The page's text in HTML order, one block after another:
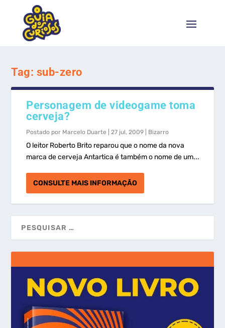
Tag: sub-zero
Personagem de videogame toma
cerveja?
Postado por Marcelo Duarte |27 jul, 2009 Bizarro
O leitor Roberto Brito reparou que o nome da nova
marca de cerveja Antartica é também o nome de um...
CONSULTE MAIS INFORMAÇÃO